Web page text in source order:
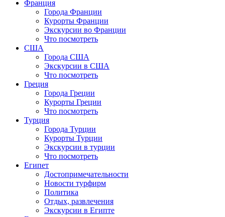
Франция
Города Франции
Курорты Франции
Экскурсии во Франции
Что посмотреть
США
Города США
Экскурсии в США
Что посмотреть
Греция
Города Греции
Курорты Греции
Что посмотреть
Турция
Города Турции
Курорты Турции
Экскурсии в турции
Что посмотреть
Египет
Достопримечательности
Новости турфирм
Политика
Отдых, развлечения
Экскурсии в Египте